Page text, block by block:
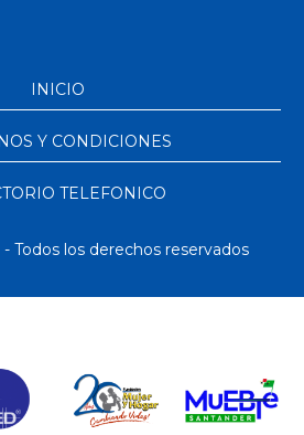
INICIO
Y CONDICIONES
TELEFONICO
Todos los derechos reservados